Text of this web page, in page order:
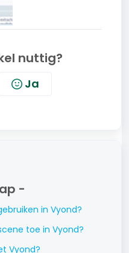
nuttig?
Ja
-
in Vyond?
toe in Vyond?
Vyond?